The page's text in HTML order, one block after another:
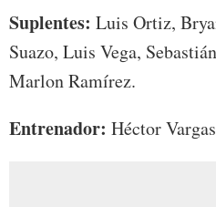
Suplentes: Luis Ortiz,
Suazo, Luis Vega,
Marlon Ramírez.
Entrenador: Héctor